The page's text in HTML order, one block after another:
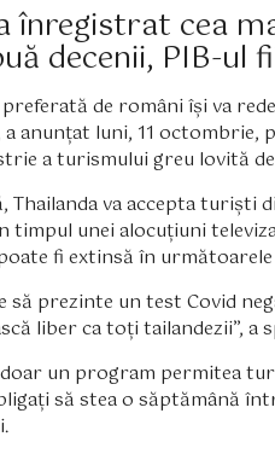
înregistrat cea
decenii, PIB-ul
de români își va
a anunțat luni, 11
a turismului greu lovită
va accepta turiști
timpul unei alocuțiuni
fi extinsă în
prezinte un test Covid
liber ca toți tailandezii”, a
un program permitea
să stea o săptămână